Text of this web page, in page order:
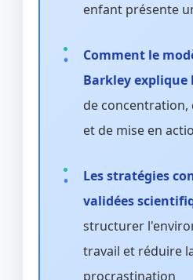
enfant présente
Comment le
Barkley
de
et de mise en
Les stratégies
validées
structurer
travail et réduire
procrastination